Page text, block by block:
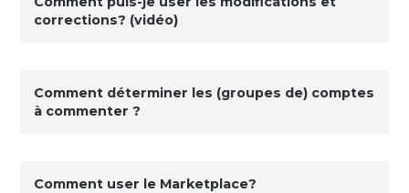
corrections? (vidéo)
Comment déterminer les (groupes de) comptes
à commenter ?
Comment user le Marketplace?